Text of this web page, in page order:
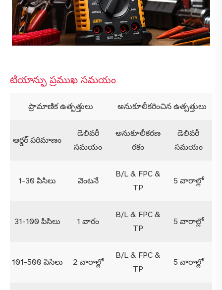
టియాన్ఫు ప్రముఖ సమయం
ప్రామాణిక ఉత్పత్తులు అనుకూలీకరించిన ఉత్పత్తులు
ఆర్డర్ పరిమాణం
డెలివరీ
సమయం
అనుకూలీకరణ
రకం
డెలివరీ
సమయం
1-30 పిసిలు వెంటనే
B/L & FPC &
TP
5 వారాల్లో
31-100 పిసిలు 1 వారం
B/L & FPC &
TP
5 వారాల్లో
101-500 పిసిలు 2 వారాల్లో
B/L & FPC &
TP
5 వారాల్లో